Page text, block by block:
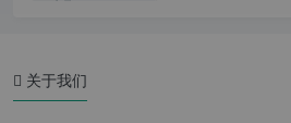
关于我们